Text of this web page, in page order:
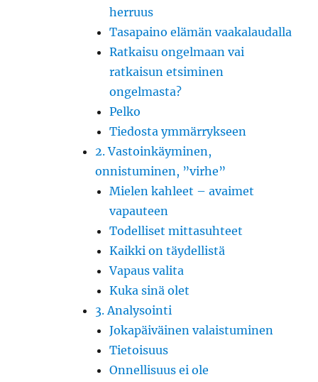
herruus
Tasapaino elämän vaakalaudalla
Ratkaisu ongelmaan vai
ratkaisun etsiminen
ongelmasta?
Pelko
Tiedosta ymmärrykseen
2. Vastoinkäyminen,
onnistuminen, ”virhe”
Mielen kahleet – avaimet
vapauteen
Todelliset mittasuhteet
Kaikki on täydellistä
Vapaus valita
Kuka sinä olet
3. Analysointi
Jokapäiväinen valaistuminen
Tietoisuus
Onnellisuus ei ole